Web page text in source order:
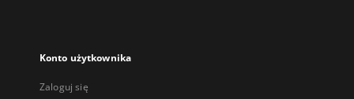
Konto użytkownika
Zaloguj się